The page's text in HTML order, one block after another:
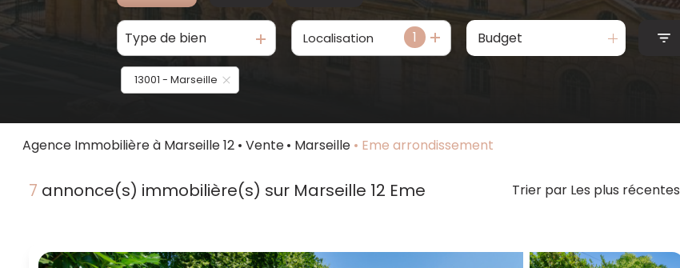
De l'ancien à l'année
Type de bien 1
Localisation Budget
13001 - Marseille
Agence Immobilière à Marseille 12 Vente Marseille Eme arrondissement
7 annonce(s) immobilière(s) sur Marseille 12 Eme Trier par Les plus récentes